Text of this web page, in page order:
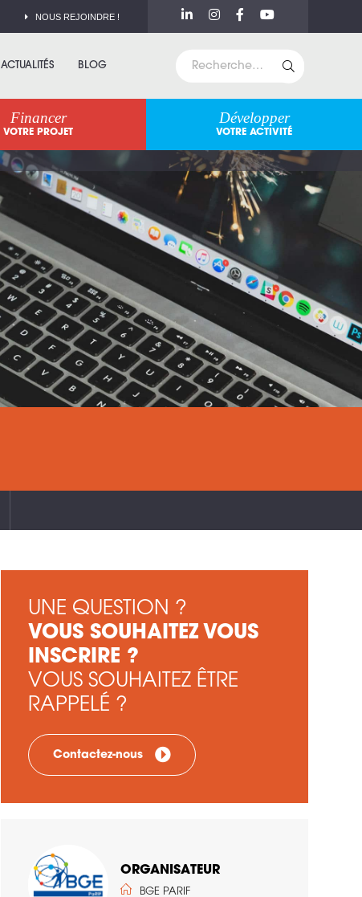
NOUS REJOINDRE !
ACTUALITÉS BLOG
Financer
VOTRE PROJET
Développer
VOTRE ACTIVITÉ
UNE QUESTION ?
VOUS SOUHAITEZ VOUS
INSCRIRE ?
VOUS SOUHAITEZ ÊTRE
RAPPELÉ ?
Contactez-nous
ORGANISATEUR
BGE PARIF